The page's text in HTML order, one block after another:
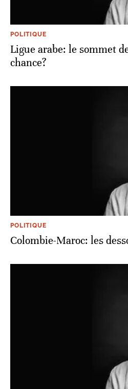
POLITIQUE
Ligue arabe: le sommet
chance?
POLITIQUE
Colombie-Maroc: les